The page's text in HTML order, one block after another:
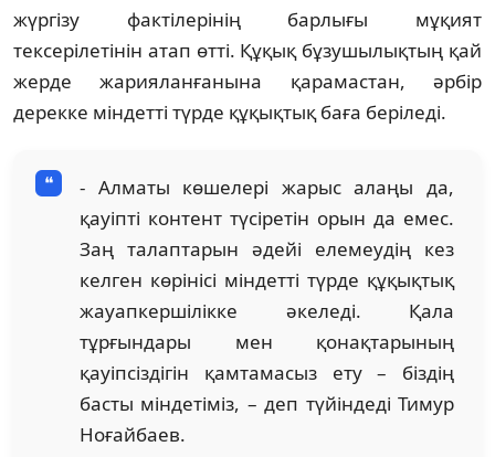
жүргізу фактілерінің барлығы мұқият
тексерілетінін атап өтті. Құқық бұзушылықтың қай
жерде жарияланғанына қарамастан, әрбір
дерекке міндетті түрде құқықтық баға беріледі.
- Алматы көшелері жарыс алаңы да,
қауіпті контент түсіретін орын да емес.
Заң талаптарын әдейі елемеудің кез
келген көрінісі міндетті түрде құқықтық
жауапкершілікке әкеледі. Қала
тұрғындары мен қонақтарының
қауіпсіздігін қамтамасыз ету – біздің
басты міндетіміз, – деп түйіндеді Тимур
Ноғайбаев.